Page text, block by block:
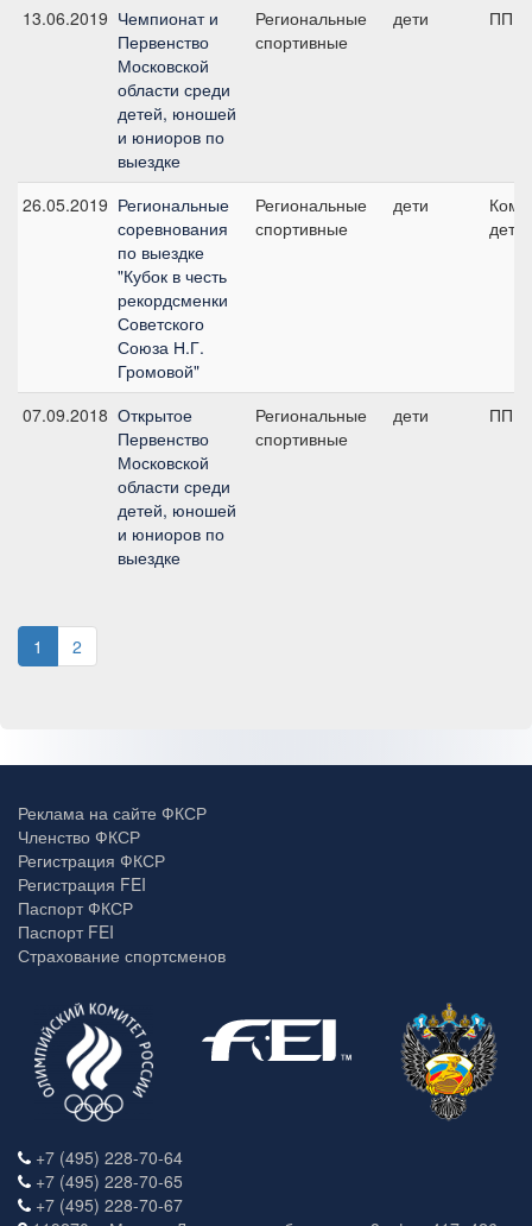
13.06.2019 Чемпионат и
Первенство
Московской
области среди
детей, юношей
и юниоров по
выездке
Региональные
спортивные
дети ПП
26.05.2019 Региональные
соревнования
по выездке
"Кубок в честь
рекордсменки
Советского
Союза Н.Г.
Громовой"
Региональные
спортивные
дети
дети
07.09.2018 Открытое
Первенство
Московской
области среди
детей, юношей
и юниоров по
выездке
Региональные
спортивные
дети ПП
1 2
Реклама на сайте ФКСР
Членство ФКСР
Регистрация ФКСР
Регистрация FEI
Паспорт ФКСР
Паспорт FEI
Страхование спортсменов
+7 (495) 228-70-64
+7 (495) 228-70-65
+7 (495) 228-70-67